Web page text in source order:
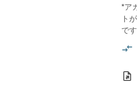
*ア
ト
です